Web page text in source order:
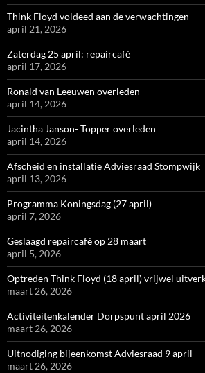
Think Floyd voldeed aan de verwachtingen
april 21, 2026
Zaterdag 25 april: repaircafé
april 17, 2026
Ronald van Leeuwen overleden
april 14, 2026
Jacintha Janson- Topper overleden
april 14, 2026
Afscheid en installatie Adviesraad Stompwijk
april 13, 2026
Programma Koningsdag (27 april)
april 7, 2026
Geslaagd repaircafé op 28 maart
april 5, 2026
Optreden Think Floyd (18 april) vrijwel
maart 26, 2026
Activiteitenkalender Dorpspunt april 2026
maart 26, 2026
Uitnodiging bijeenkomst Adviesraad 9 april
maart 26, 2026